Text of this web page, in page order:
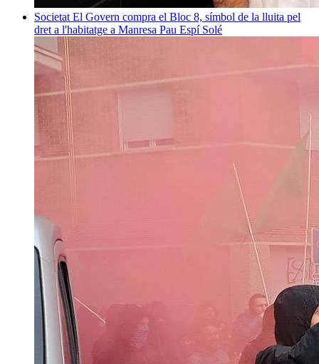
Societat El Govern compra el Bloc 8, símbol de la lluita pel
dret a l'habitatge a Manresa Pau Espí Solé